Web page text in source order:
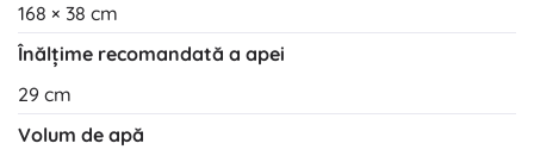
168 × 38 cm
Înălțime recomandată a apei
29 cm
Volum de apă